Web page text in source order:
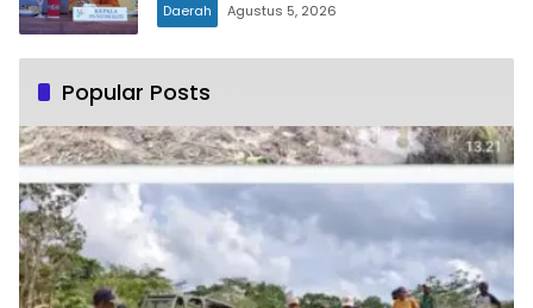
Daerah Agustus 5, 2026
Popular Posts